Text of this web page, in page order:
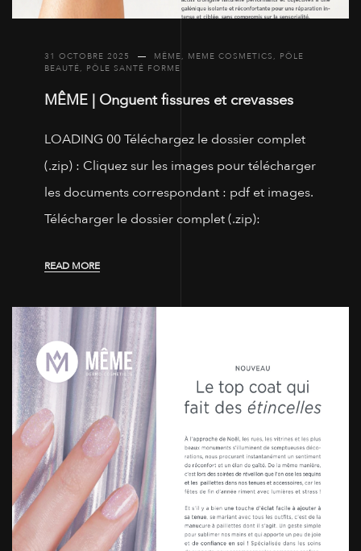
31 OCTOBRE 2025 MÊME, MEME COSMETICS, PÔLE
BEAUTÉ, PÔLE SANTÉ FORME
MÊME | Onguent fissures et crevasses
LOADING 00 Téléchargez le dossier complet
(.zip) : Cliquez sur les images pour télécharger
les documents correspondant : pdf et images.
Télécharger le dossier complet (.zip):
READ MORE